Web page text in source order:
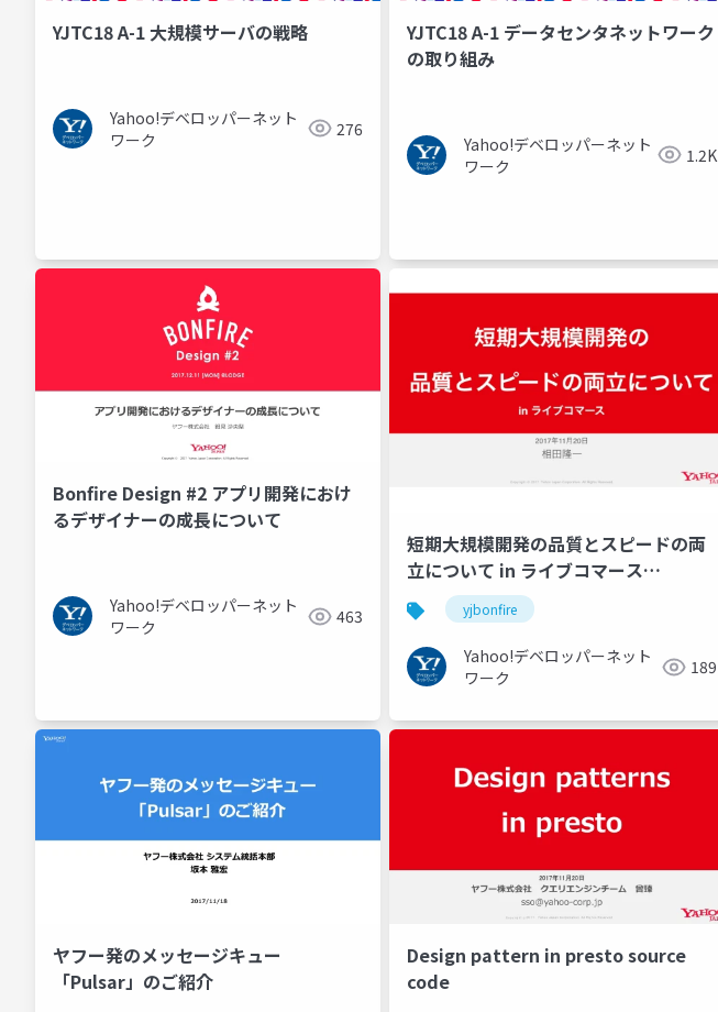
YJTC18 A-1 大規模サーバの戦略
Yahoo!デベロッパーネット
ワーク
276
YJTC18 A-1 データセンタネットワーク
の取り組み
Yahoo!デベロッパーネット
ワーク
1.2K
Bonfire Design #2 アプリ開発におけ
るデザイナーの成長について
Yahoo!デベロッパーネット
ワーク
463
短期大規模開発の品質とスピードの両
立について in ライブコマース
#yjbonfire
yjbonfire
Yahoo!デベロッパーネット
ワーク
189
ヤフー発のメッセージキュー
「Pulsar」のご紹介
Design pattern in presto source
code